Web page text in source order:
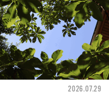
2026.07.29